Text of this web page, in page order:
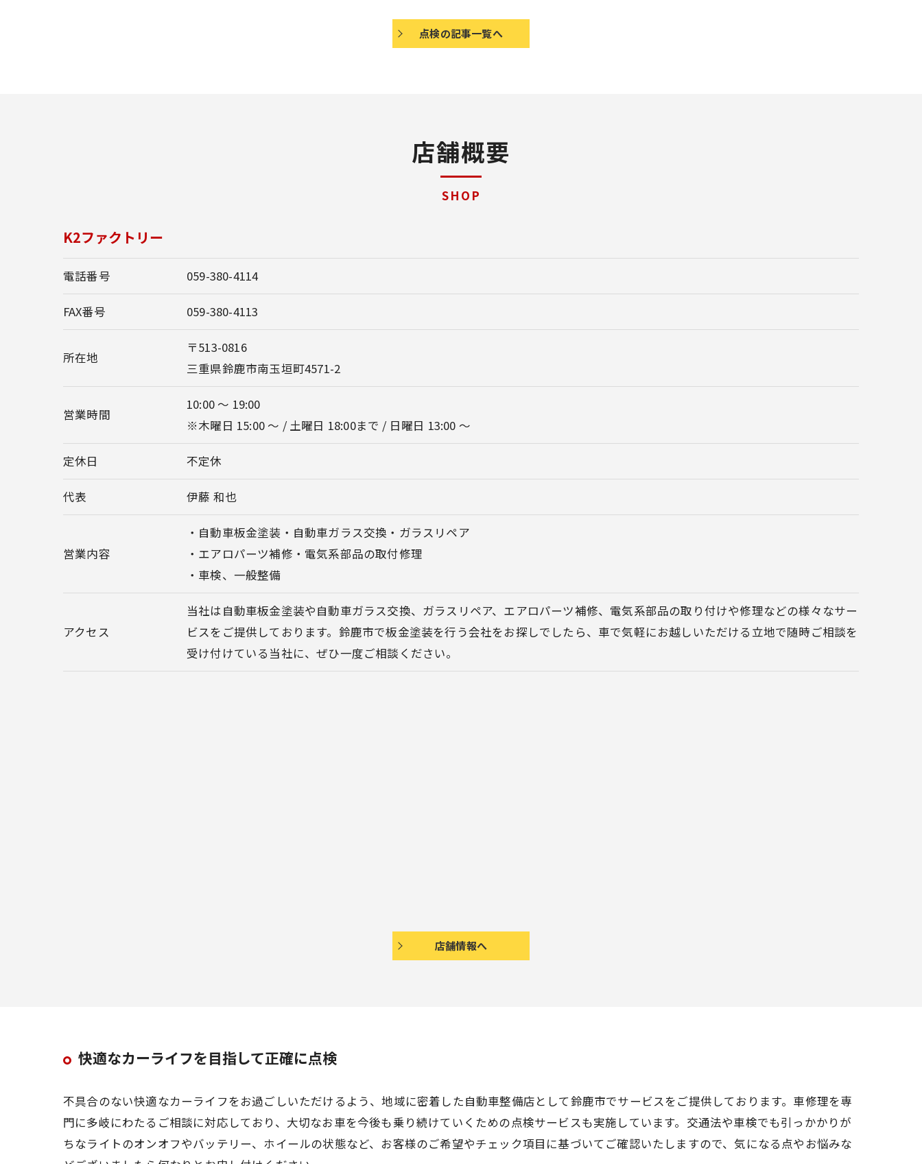
点検の記事一覧へ
店舗概要
SHOP
K2ファクトリー
電話番号 059-380-4114
FAX番号 059-380-4113
所在地
〒513-0816
三重県鈴鹿市南玉垣町4571-2
営業時間
10:00 ～ 19:00
※木曜日 15:00 ～ / 土曜日 18:00まで / 日曜日 13:00 ～
定休日 不定休
代表 伊藤 和也
営業内容
・自動車板金塗装・自動車ガラス交換・ガラスリペア
・エアロパーツ補修・電気系部品の取付修理
・車検、一般整備
アクセス
当社は自動車板金塗装や自動車ガラス交換、ガラスリペア、エアロパーツ補修、電気系部品の取り付けや修理などの様々なサー
ビスをご提供しております。鈴鹿市で板金塗装を行う会社をお探しでしたら、車で気軽にお越しいただける立地で随時ご相談を
受け付けている当社に、ぜひ一度ご相談ください。
店舗情報へ
快適なカーライフを目指して正確に点検
不具合のない快適なカーライフをお過ごしいただけるよう、地域に密着した自動車整備店として鈴鹿市でサービスをご提供しております。車修理を専
門に多岐にわたるご相談に対応しており、大切なお車を今後も乗り続けていくための点検サービスも実施しています。交通法や車検でも引っかかりが
ちなライトのオンオフやバッテリー、ホイールの状態など、お客様のご希望やチェック項目に基づいてご確認いたしますので、気になる点やお悩みな